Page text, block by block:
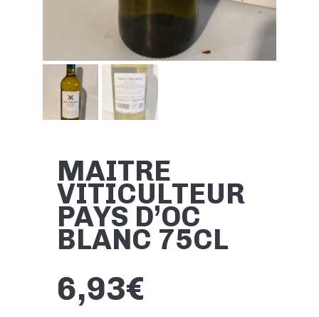
MAITRE
VITICULTEUR
PAYS D’OC
BLANC 75CL
6,93€